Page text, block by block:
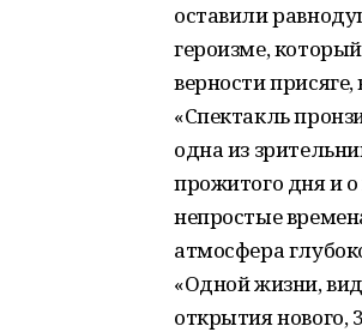
оставили
героизме,
верности
«Спектакль
одна из
прожитого дня и
непростые
атмосфера
«Одной жизни,
открытия нового,